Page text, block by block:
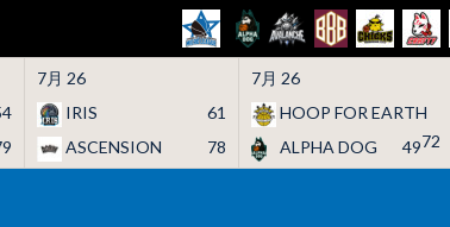
7月 26
IRIS
61
ASCENSION
78
7月 26
HOOP FOR EARTH
72
ALPHA DOG 49